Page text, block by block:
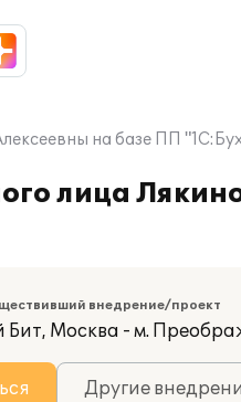
на базе ПП
лица
внедрение/проект
Бит, Москва - м.
Другие